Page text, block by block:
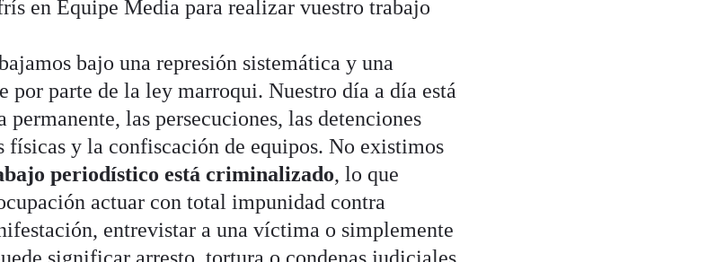
en Equipe Media para realizar vuestro trabajo
bajo una represión sistemática y una
por parte de la ley marroqui. Nuestro día a día está
las persecuciones, las detenciones
físicas y la confiscación de equipos. No existimos
periodístico está criminalizado, lo que
actuar con total impunidad contra
entrevistar a una víctima o simplemente